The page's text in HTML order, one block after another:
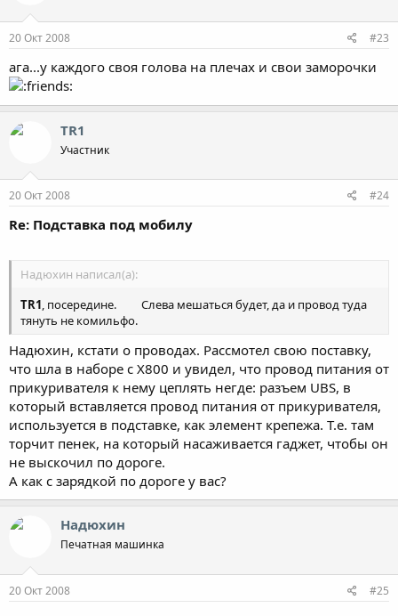
20 Окт 2008 #23
ага...у каждого своя голова на плечах и свои заморочки
TR1
Участник
20 Окт 2008 #24
Re: Подставка под мобилу
Надюхин написал(а):
TR1 , посередине.
Слева мешаться будет, да и провод туда
тянуть не комильфо.
Надюхин, кстати о проводах. Рассмотел свою поставку,
что шла в наборе с Х800 и увидел, что провод питания от
прикуривателя к нему цеплять негде: разъем UBS, в
который вставляется провод питания от прикуривателя,
используется в подставке, как элемент крепежа. Т.е. там
торчит пенек, на который насаживается гаджет, чтобы он
не выскочил по дороге.
А как с зарядкой по дороге у вас?
Надюхин
Печатная машинка
20 Окт 2008 #25